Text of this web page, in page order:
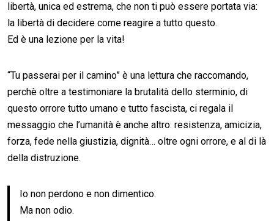
libertà, unica ed estrema, che non ti può essere portata via:
la libertà di decidere come reagire a tutto questo.
Ed è una lezione per la vita!
“Tu passerai per il camino” è una lettura che raccomando,
perchè oltre a testimoniare la brutalità dello sterminio, di
questo orrore tutto umano e tutto fascista, ci regala il
messaggio che l’umanità è anche altro: resistenza, amicizia,
forza, fede nella giustizia, dignità… oltre ogni orrore, e al di là
della distruzione.
Io non perdono e non dimentico.
Ma non odio.